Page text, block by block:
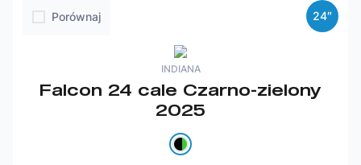
Porównaj
INDIANA
Falcon 24 cale Czarno-zielony
2025
24″